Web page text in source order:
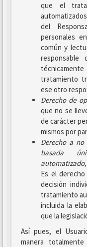
que el
del
personales
común y
responsable
tratamiento
ese otro
Derecho de
que no se
de carácter
mismos por
Derecho a no
basada
Es el
decisión
tratamiento
incluida la
que la
Así pues, el
manera